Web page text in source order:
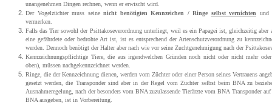
unangenehmen Dingen rechnen, wenn er erwischt wird.
Der Vogelzüchter muss seine nicht benötigten Kennzeichen / Ringe selbst vernichten und
vermerken.
Falls das Tier sowohl der Psittakoseverordnung unterliegt, weil es ein Papagei ist, gleichzeitig aber
eine gefährdete oder bedrohte Art ist, ist es entsprechend der Artenschutzverordnung zu
werden. Dennoch benötigt der Halter aber nach wie vor seine Zuchtgenehmigung nach der
Kennzeichnungspflichtige Tiere, die aus irgendwelchen Gründen noch nicht oder nicht mehr
oben), müssen nachgekennzeichnet werden.
Ringe, die der Kennzeichnung dienen, werden vom Züchter oder einer Person seines Vertrauens
gesetzt werden, die Transponder sind aber in der Regel vom Züchter selbst beim BNA zu
Ausnahmeregelung, nach der besonders vom BNA zuzulassende Tierärzte vom BNA Transponder
BNA ausgeben, ist in Vorbereitung.